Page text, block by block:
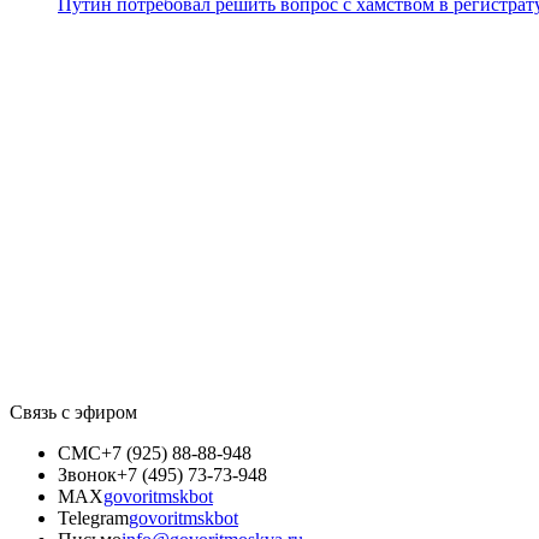
Связь с эфиром
СМС+7 (925) 88-88-948
Звонок+7 (495) 73-73-948
MAXgovoritmskbot
Telegramgovoritmskbot